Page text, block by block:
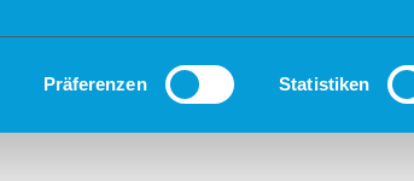
Präferenzen Statistiken